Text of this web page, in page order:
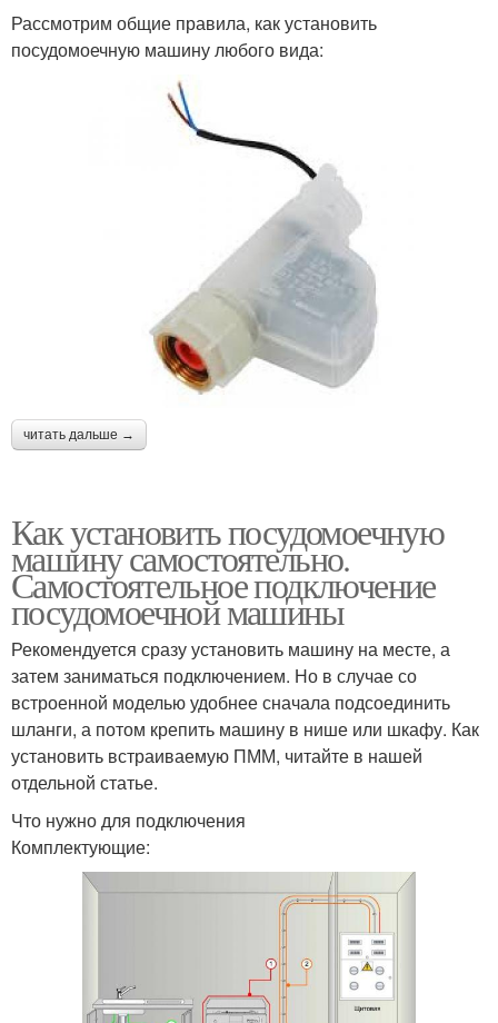
Рассмотрим общие правила, как установить
посудомоечную машину любого вида:
читать дальше →
Как установить посудомоечную
машину самостоятельно.
Самостоятельное подключение
посудомоечной машины
Рекомендуется сразу установить машину на месте, а
затем заниматься подключением. Но в случае со
встроенной моделью удобнее сначала подсоединить
шланги, а потом крепить машину в нише или шкафу. Как
установить встраиваемую ПММ, читайте в нашей
отдельной статье.
Что нужно для подключения
Комплектующие: